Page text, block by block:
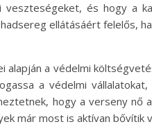
veszteségeket, és hogy a
ellátásáért felelős,
alapján a védelmi
a védelmi
hogy a verseny nő
már most is aktívan bővítik